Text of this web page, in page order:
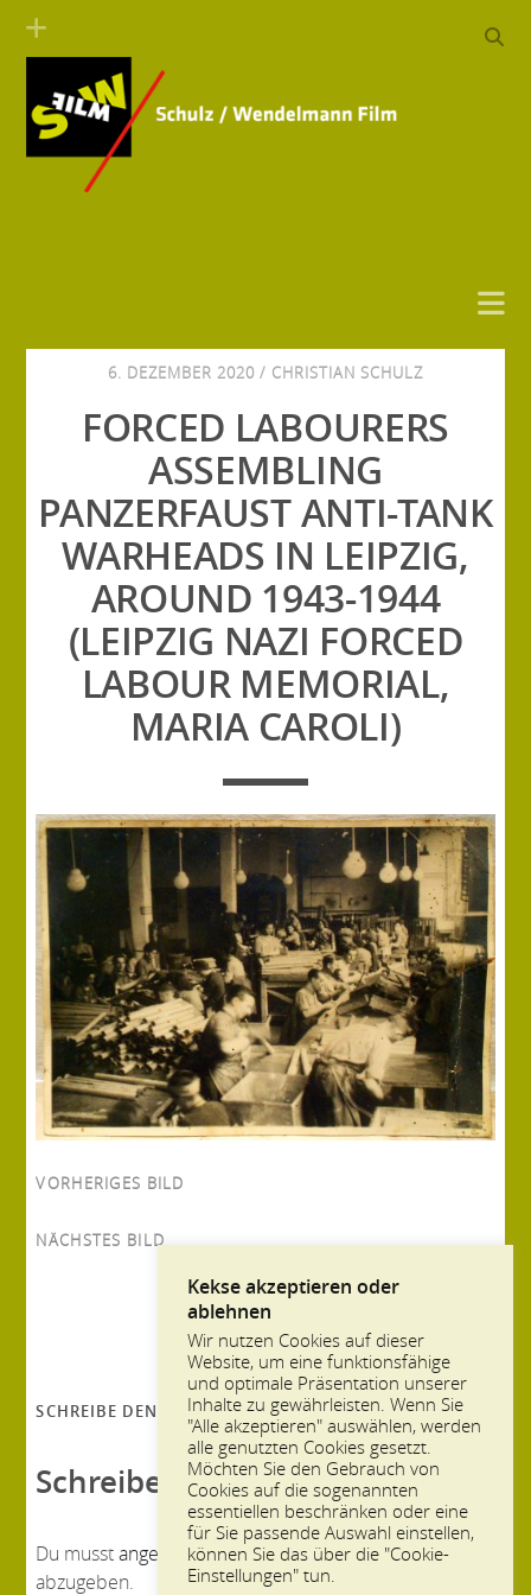
6. DEZEMBER 2020 / CHRISTIAN SCHULZ
FORCED LABOURERS
ASSEMBLING
PANZERFAUST ANTI-TANK
WARHEADS IN LEIPZIG,
AROUND 1943-1944
(LEIPZIG NAZI FORCED
LABOUR MEMORIAL,
MARIA CAROLI)
VORHERIGES BILD
NÄCHSTES BILD
SCHREIBE DEN ERSTEN KOMMENTAR
Schreibe einen Kommentar
Du musstangemeldetsein, um einen Kommentar
abzugeben.
Kekse akzeptieren oder
ablehnen
Wir nutzen Cookies auf dieser
Website, um eine funktionsfähige
und optimale Präsentation unserer
Inhalte zu gewährleisten. Wenn Sie
"Alle akzeptieren" auswählen, werden
alle genutzten Cookies gesetzt.
Möchten Sie den Gebrauch von
Cookies auf die sogenannten
essentiellen beschränken oder eine
für Sie passende Auswahl einstellen,
können Sie das über die "Cookie-
Einstellungen" tun.